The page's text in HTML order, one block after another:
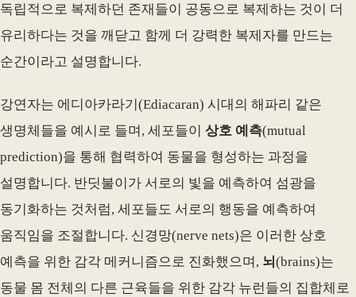
독립적으로 복제하던 존재들이 공동으로 복제하는 것이 더
유리하다는 것을 깨닫고 함께 더 강력한 복제자를 만드는
순간이라고 설명합니다.
강연자는 에디아카라기(Ediacaran) 시대의 해파리 같은
생명체들을 예시로 들며, 세포들이 상호 예측(mutual
prediction)을 통해 협력하여 동물을 형성하는 과정을
설명합니다. 반딧불이가 서로의 빛을 예측하여 섬광을
동기화하는 것처럼, 세포들도 서로의 행동을 예측하여
움직임을 조절합니다. 신경망(nerve nets)은 이러한 상호
예측을 위한 감각 메커니즘으로 진화했으며, 뇌 (brains)는
동물 몸 전체의 다른 근육들을 위한 감각 뉴런들의 집합체로